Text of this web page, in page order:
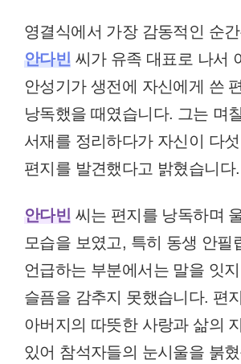
영결식에서 가장 감동적인 순
안다빈 씨가 유족 대표로 나서
안성기가 생전에 자신에게 쓴
낭독했을 때였습니다. 그는 며
서재를 정리하다가 자신이 다
편지를 발견했다고 밝혔습니다.
안다빈 씨는 편지를 낭독하며
모습을 보였고, 특히 동생 안필
언급하는 부분에서는 말을 잇
슬픔을 감추지 못했습니다. 편
아버지의 따뜻한 사랑과 삶의
있어 참석자들의 눈시울을 붉